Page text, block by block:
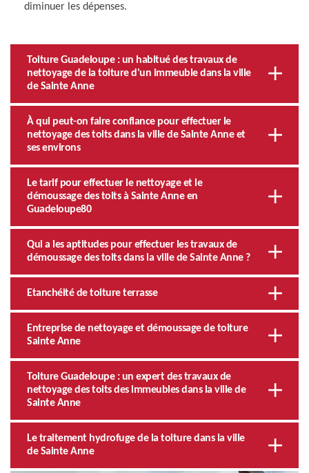
diminuer les dépenses.
Toiture Guadeloupe : un habitué des travaux de
nettoyage de la toiture d'un immeuble dans la ville
de Sainte Anne
À qui peut-on faire confiance pour effectuer le
nettoyage des toits dans la ville de Sainte Anne et
ses environs
Le tarif pour effectuer le nettoyage et le
démoussage des toits à Sainte Anne en
Guadeloupe80
Qui a les aptitudes pour effectuer les travaux de
démoussage des toits dans la ville de Sainte Anne ?
Etanchéité de toiture terrasse
Entreprise de nettoyage et démoussage de toiture
Sainte Anne
Toiture Guadeloupe : un expert des travaux de
nettoyage des toits des immeubles dans la ville de
Sainte Anne
Le traitement hydrofuge de la toiture dans la ville
de Sainte Anne